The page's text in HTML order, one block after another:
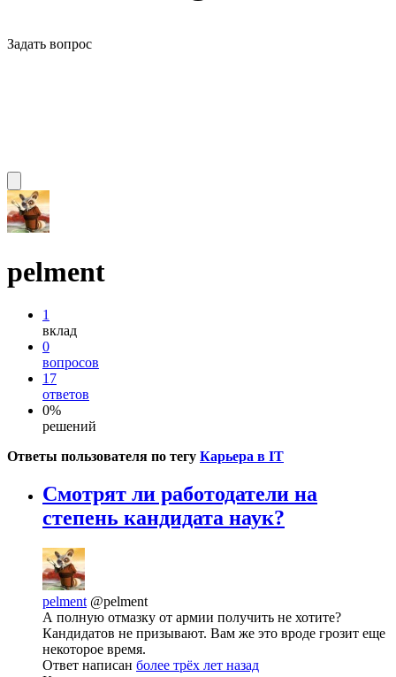
Задать вопрос
pelment
1
вклад
0
вопросов
17
ответов
0%
решений
Ответы пользователя по тегу Карьера в IT
Смотрят ли работодатели на
степень кандидата наук?
pelment @pelment
А полную отмазку от армии получить не хотите?
Кандидатов не призывают. Вам же это вроде грозит еще
некоторое время.
Ответ написан более трёх лет назад